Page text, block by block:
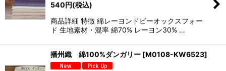
540円(税込)
商品詳細 特徴 綿レーヨンドビーオックスフォー
ド 生地素材・混率 綿70% レーヨン30% …
播州織 綿100%ダンガリー [M0108-KW6523]